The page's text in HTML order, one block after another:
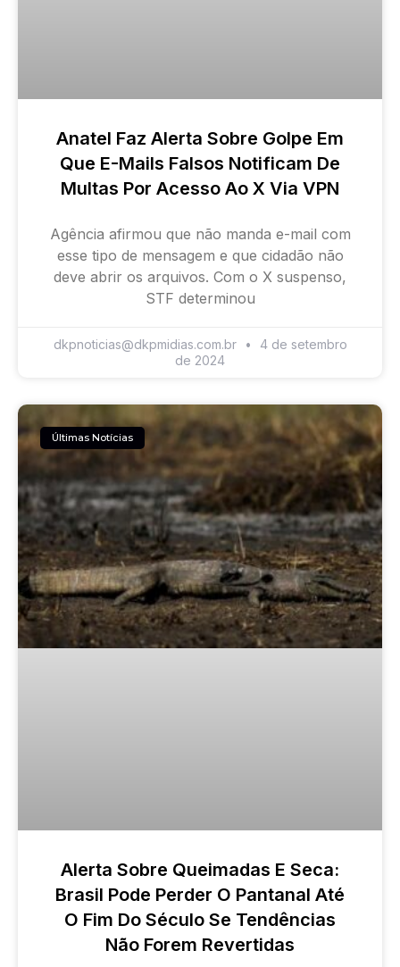
Anatel Faz Alerta Sobre Golpe Em
Que E-Mails Falsos Notificam De
Multas Por Acesso Ao X Via VPN
Agência afirmou que não manda e-mail com
esse tipo de mensagem e que cidadão não
deve abrir os arquivos. Com o X suspenso,
STF determinou
dkpnoticias@dkpmidias.com.br
4 de setembro
de 2024
Últimas Notícias
Alerta Sobre Queimadas E Seca:
Brasil Pode Perder O Pantanal Até
O Fim Do Século Se Tendências
Não Forem Revertidas